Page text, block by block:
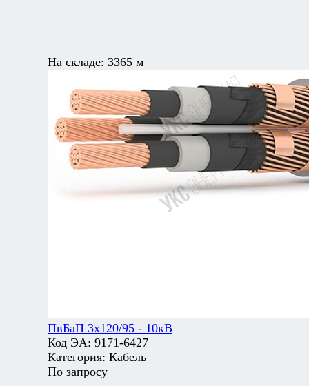
На складе: 3365 м
ПвБаП 3х120/95 - 10кВ
Код ЭА: 9171-6427
Категория: Кабель
По запросу